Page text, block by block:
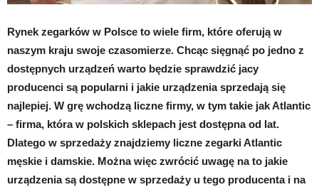
Rynek zegarków w Polsce to wiele firm, które oferują w
naszym kraju swoje czasomierze. Chcąc sięgnąć po jedno z
dostępnych urządzeń warto będzie sprawdzić jacy
producenci są popularni i jakie urządzenia sprzedają się
najlepiej. W grę wchodzą liczne firmy, w tym takie jak Atlantic
– firma, która w polskich sklepach jest dostępna od lat.
Dlatego w sprzedaży znajdziemy liczne zegarki Atlantic
męskie i damskie. Można więc zwrócić uwagę na to jakie
urządzenia są dostępne w sprzedaży u tego producenta i na